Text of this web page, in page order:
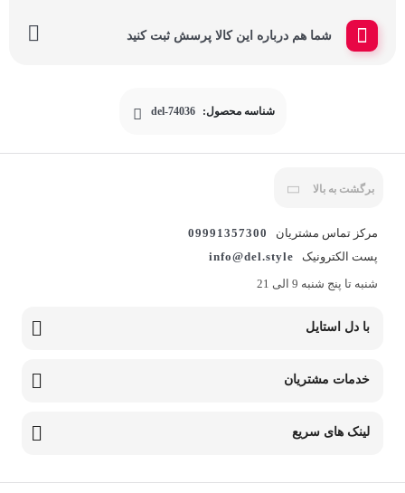
شما هم درباره این کالا پرسش ثبت کنید
شناسه محصول: del-74036
برگشت به بالا
مرکز تماس مشتریان
09991357300
پست الکترونیک
info@del.style
شنبه تا پنج شنبه 9 الی 21
با دل استایل
خدمات مشتریان
لینک های سریع